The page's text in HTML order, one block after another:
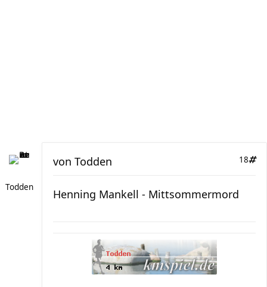
Todden
18
von Todden
Henning Mankell - Mittsommermord